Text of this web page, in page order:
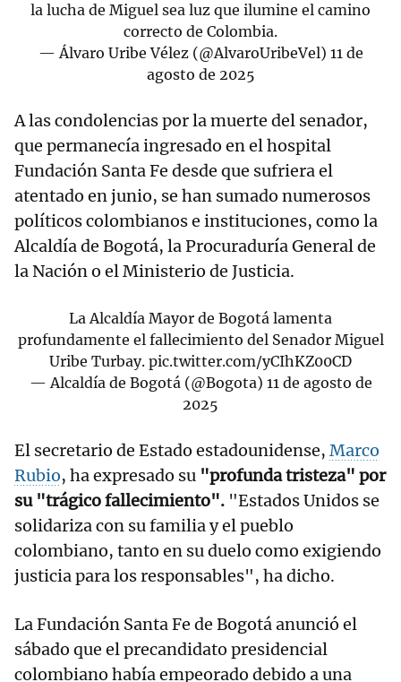
la lucha de Miguel sea luz que ilumine el camino
correcto de Colombia.
— Álvaro Uribe Vélez (@AlvaroUribeVel) 11 de
agosto de 2025
A las condolencias por la muerte del senador,
que permanecía ingresado en el hospital
Fundación Santa Fe desde que sufriera el
atentado en junio, se han sumado numerosos
políticos colombianos e instituciones, como la
Alcaldía de Bogotá, la Procuraduría General de
la Nación o el Ministerio de Justicia.
La Alcaldía Mayor de Bogotá lamenta
profundamente el fallecimiento del Senador Miguel
Uribe Turbay. pic.twitter.com/yCIhKZ00CD
— Alcaldía de Bogotá (@Bogota) 11 de agosto de
2025
El secretario de Estado estadounidense, Marco
Rubio, ha expresado su "profunda tristeza" por
su "trágico fallecimiento". "Estados Unidos se
solidariza con su familia y el pueblo
colombiano, tanto en su duelo como exigiendo
justicia para los responsables", ha dicho.
La Fundación Santa Fe de Bogotá anunció el
sábado que el precandidato presidencial
colombiano había empeorado debido a una